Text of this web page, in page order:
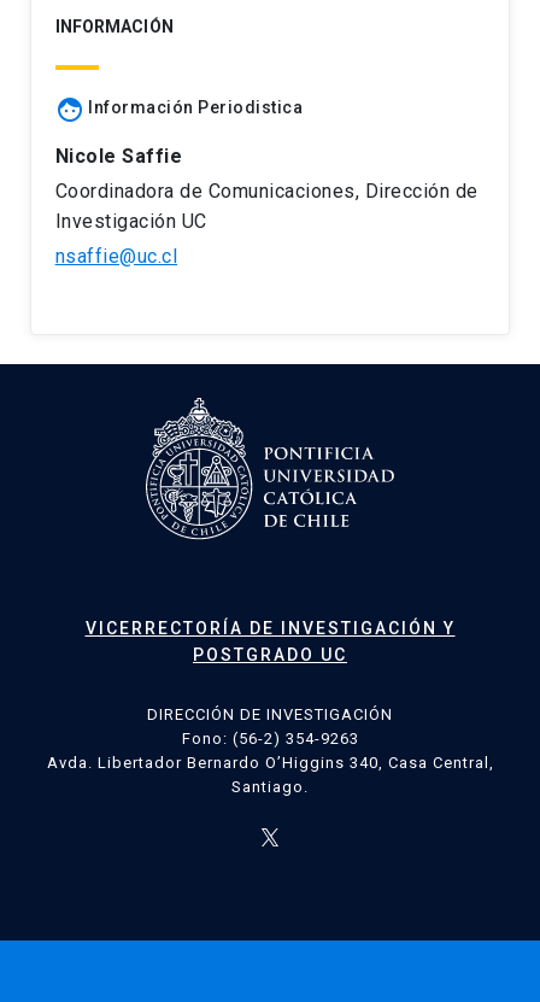
INFORMACIÓN
face Información Periodistica
Nicole Saffie
Coordinadora de Comunicaciones, Dirección de
Investigación UC
nsaffie@uc.cl
VICERRECTORÍA DE INVESTIGACIÓN Y
POSTGRADO UC
DIRECCIÓN DE INVESTIGACIÓN
Fono: (56-2) 354-9263
Avda. Libertador Bernardo O’Higgins 340, Casa Central,
Santiago.